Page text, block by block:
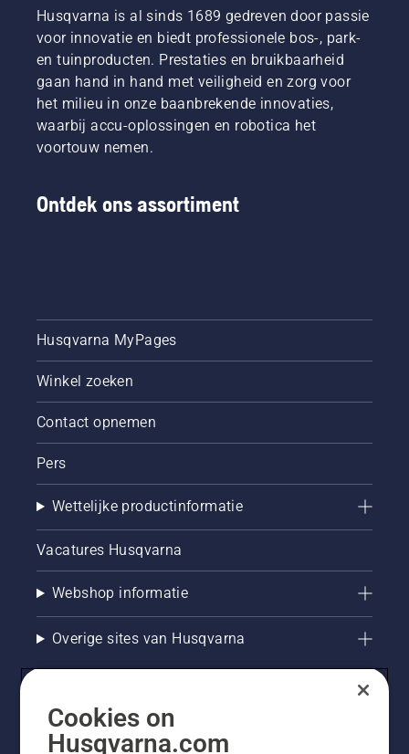
Husqvarna is al sinds 1689 gedreven door passie
voor innovatie en biedt professionele bos-, park-
en tuinproducten. Prestaties en bruikbaarheid
gaan hand in hand met veiligheid en zorg voor
het milieu in onze baanbrekende innovaties,
waarbij accu-oplossingen en robotica het
voortouw nemen.
Ontdek ons assortiment
Husqvarna MyPages
Winkel zoeken
Contact opnemen
Pers
Wettelijke productinformatie
Vacatures Husqvarna
Webshop informatie
Overige sites van Husqvarna
Cookies on
Husqvarna.com